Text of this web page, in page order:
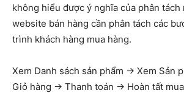
không hiểu được ý nghĩa của phân tách
website bán hàng cần phân tách các
trình khách hàng mua hàng.
Xem Danh sách sản phẩm -> Xem Sản
Giỏ hàng -> Thanh toán -> Hoàn tất